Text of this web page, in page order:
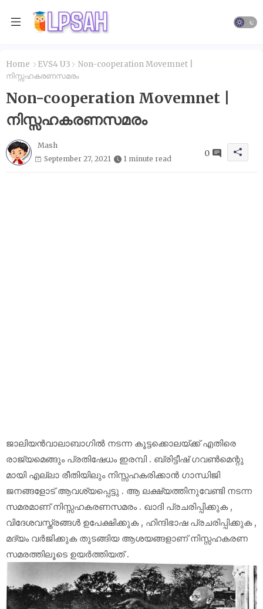
Home EVS4 U3
Non-cooperation Movemnet |
നിസ്സഹകരണസമരം
Non-cooperation Movemnet |
നിസ്സഹകരണസമരം
Mash
September 27, 2021
1 minute read
0
ജാലിയൻവാലാബാഗിൽ നടന്ന കൂട്ടക്കൊലയ്ക്ക് എതിരെ
രാജ്യമെങ്ങും പ്രതിഷേധം ഇരമ്പി . ബ്രിട്ടീഷ് ഗവൺമെന്റു
മായി എല്ലാ രീതിയിലും നിസ്സഹകരിക്കാൻ ഗാന്ധിജി
ജനങ്ങളോട് ആവശ്യപ്പെട്ടു . ആ ലക്ഷ്യത്തിനുവേണ്ടി നടന്ന
സമരമാണ് നിസ്സഹകരണസമരം . ഖാദി പ്രചരിപ്പിക്കുക ,
വിദേശവസ്ത്രങ്ങൾ ഉപേക്ഷിക്കുക , ഹിന്ദിഭാഷ പ്രചരിപ്പിക്കുക ,
മദ്യം വർജിക്കുക തുടങ്ങിയ ആശയങ്ങളാണ് നിസ്സഹകരണ
സമരത്തിലൂടെ ഉയർത്തിയത് .